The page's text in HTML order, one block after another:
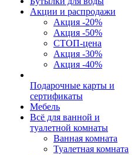
Акции и распродажи
Акция -20%
Акция -50%
СТОП-цена
Акция -30%
Акция -40%
Подарочные карты и
сертификаты
Мебель
Всё для ванной и
туалетной комнаты
Ванная комната
Туалетная комната